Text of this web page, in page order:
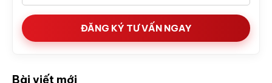
ĐĂNG KÝ TƯ VẤN NGAY
Bài viết mới